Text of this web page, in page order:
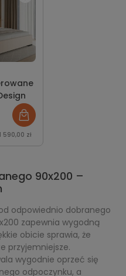
1 590,00 zł
90x200 –
odpowiednio dobranego
zapewnia wygodną
obicie sprawia, że
przyjemniejsze.
wygodnie oprzeć się
odpoczynku, a